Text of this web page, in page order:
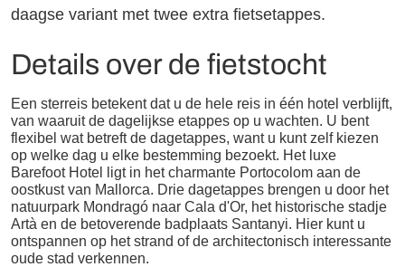
daagse variant met twee extra fietsetappes.
Details over de fietstocht
Een sterreis betekent dat u de hele reis in één hotel verblijft,
van waaruit de dagelijkse etappes op u wachten. U bent
flexibel wat betreft de dagetappes, want u kunt zelf kiezen
op welke dag u elke bestemming bezoekt. Het luxe
Barefoot Hotel ligt in het charmante Portocolom aan de
oostkust van Mallorca. Drie dagetappes brengen u door het
natuurpark Mondragó naar Cala d'Or, het historische stadje
Artà en de betoverende badplaats Santanyi. Hier kunt u
ontspannen op het strand of de architectonisch interessante
oude stad verkennen.